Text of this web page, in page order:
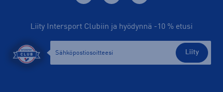
Liity Intersport Clubiin ja hyödynnä -10 % etusi
Liity